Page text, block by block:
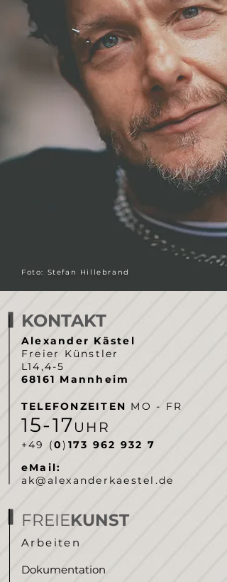
Foto: Stefan Hillebrand
KONTAKT
Alexander Kästel
Freier Künstler
L14,4-5
68161 Mannheim
TELEFONZEITEN MO - FR
15-17UHR
‭+49 (0) 173 962 932 7‬
eMail:
ak@alexanderkaestel.de
FREIEKUNST
Arbeiten
Dokumentation